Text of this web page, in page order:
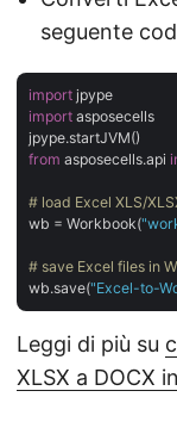
seguente
import
import asposecells
from asposecells.api
# load Excel XLS/
wb = Workbook(
# save Excel files in
wb.save("Excel-to-
Leggi di più su
XLSX a DOCX